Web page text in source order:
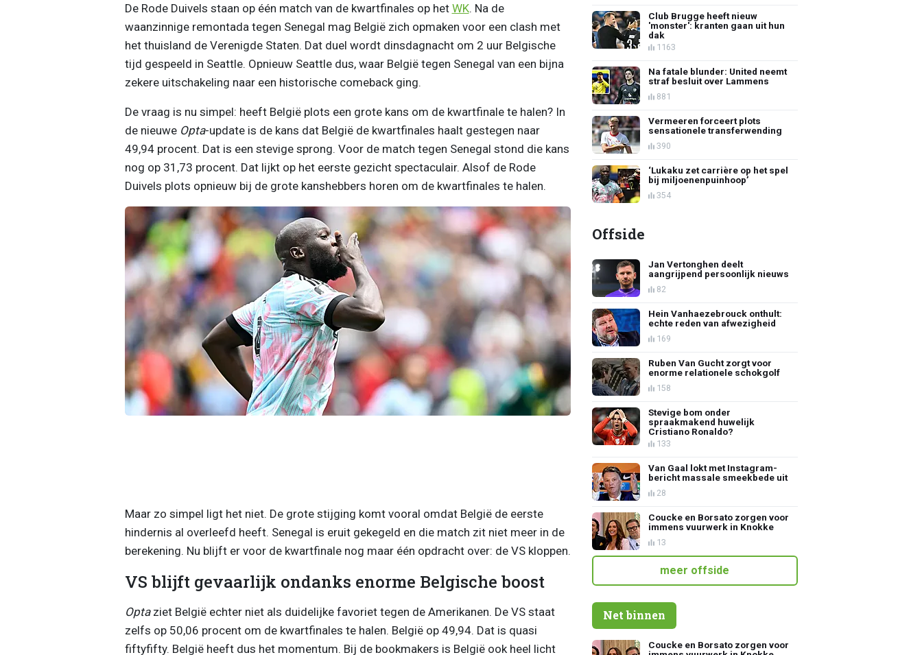
De Rode Duivels staan op één match van de kwartfinales op het WK. Na de
waanzinnige remontada tegen Senegal mag België zich opmaken voor een clash met
het thuisland de Verenigde Staten. Dat duel wordt dinsdagnacht om 2 uur Belgische
tijd gespeeld in Seattle. Opnieuw Seattle dus, waar België tegen Senegal van een bijna
zekere uitschakeling naar een historische comeback ging.
De vraag is nu simpel: heeft België plots een grote kans om de kwartfinale te halen? In
de nieuwe Opta-update is de kans dat België de kwartfinales haalt gestegen naar
49,94 procent. Dat is een stevige sprong. Voor de match tegen Senegal stond die kans
nog op 31,73 procent. Dat lijkt op het eerste gezicht spectaculair. Alsof de Rode
Duivels plots opnieuw bij de grote kanshebbers horen om de kwartfinales te halen.
Maar zo simpel ligt het niet. De grote stijging komt vooral omdat België de eerste
hindernis al overleefd heeft. Senegal is eruit gekegeld en die match zit niet meer in de
berekening. Nu blijft er voor de kwartfinale nog maar één opdracht over: de VS kloppen.
VS blijft gevaarlijk ondanks enorme Belgische boost
Optaziet België echter niet als duidelijke favoriet tegen de Amerikanen. De VS staat
zelfs op 50,06 procent om de kwartfinales te halen. België op 49,94. Dat is quasi
fiftyfifty. België heeft dus het momentum. Bij de bookmakers is België ook heel licht
Club Brugge heeft nieuw
'monster': kranten gaan uit hun
dak
1163
Na fatale blunder: United neemt
straf besluit over Lammens
881
Vermeeren forceert plots
sensationele transferwending
390
‘Lukaku zet carrière op het spel
bij miljoenenpuinhoop’
354
Offside
Jan Vertonghen deelt
aangrijpend persoonlijk nieuws
82
Hein Vanhaezebrouck onthult:
echte reden van afwezigheid
169
Ruben Van Gucht zorgt voor
enorme relationele schokgolf
158
Stevige bom onder
spraakmakend huwelijk
Cristiano Ronaldo?
133
Van Gaal lokt met Instagram-
bericht massale smeekbede uit
28
Coucke en Borsato zorgen voor
immens vuurwerk in Knokke
13
meer offside
Net binnen
Coucke en Borsato zorgen voor